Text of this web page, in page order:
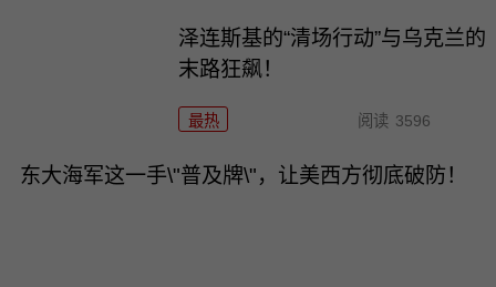
泽连斯基的“清场行动”与乌克兰的
末路狂飙！
最热 阅读 3596
东大海军这一手\"普及牌\"，让美西方彻底破防！